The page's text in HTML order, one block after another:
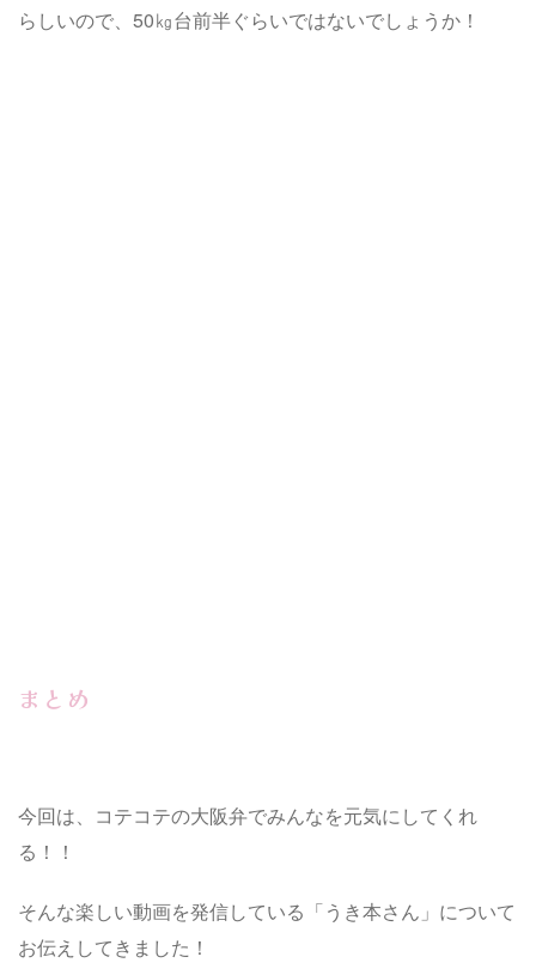
らしいので、50㎏台前半ぐらいではないでしょうか！
まとめ
今回は、コテコテの大阪弁でみんなを元気にしてくれ
る！！
そんな楽しい動画を発信している「うき本さん」について
お伝えしてきました！